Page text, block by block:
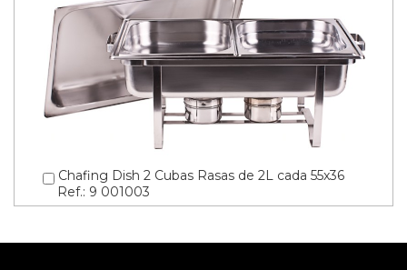
Chafing Dish 2 Cubas Rasas de 2L cada 55x36
Ref.: 9 001003